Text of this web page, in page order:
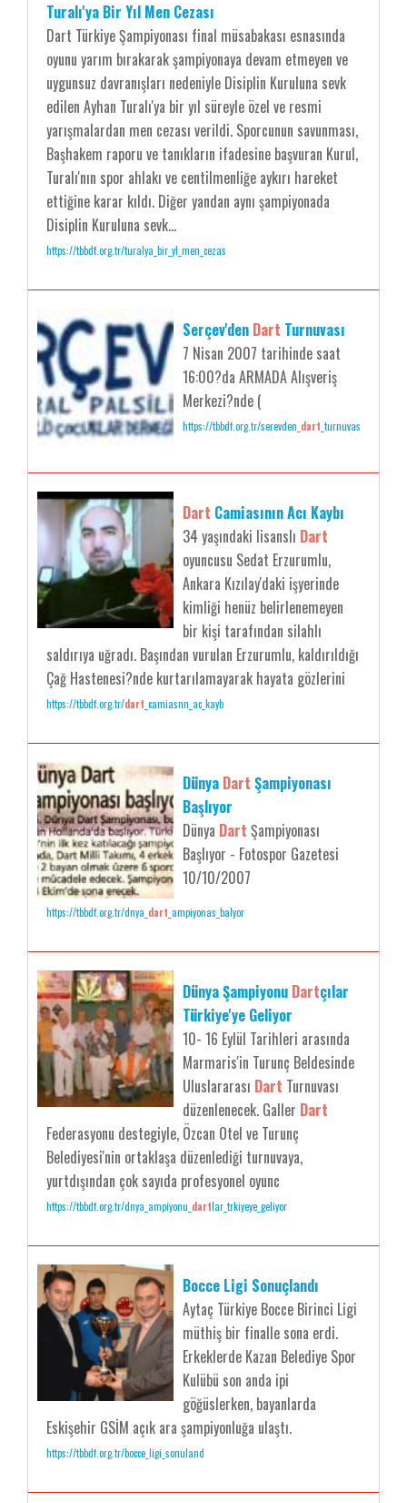
Turalı'ya Bir Yıl Men Cezası
Dart Türkiye Şampiyonası final müsabakası esnasında
oyunu yarım bırakarak şampiyonaya devam etmeyen ve
uygunsuz davranışları nedeniyle Disiplin Kuruluna sevk
edilen Ayhan Turalı'ya bir yıl süreyle özel ve resmi
yarışmalardan men cezası verildi. Sporcunun savunması,
Başhakem raporu ve tanıkların ifadesine başvuran Kurul,
Turalı'nın spor ahlakı ve centilmenliğe aykırı hareket
ettiğine karar kıldı. Diğer yandan aynı şampiyonada
Disiplin Kuruluna sevk...
https://tbbdf.org.tr/turalya_bir_yl_men_cezas
Serçev'den Dart Turnuvası
7 Nisan 2007 tarihinde saat
16:00?da ARMADA Alışveriş
Merkezi?nde (
https://tbbdf.org.tr/serevden_ dart _turnuvas
Dart Camiasının Acı Kaybı
34 yaşındaki lisanslı Dart
oyuncusu Sedat Erzurumlu,
Ankara Kızılay'daki işyerinde
kimliği henüz belirlenemeyen
bir kişi tarafından silahlı
saldırıya uğradı. Başından vurulan Erzurumlu, kaldırıldığı
Çağ Hastenesi?nde kurtarılamayarak hayata gözlerini
https://tbbdf.org.tr/dart _camiasnn_ac_kayb
Dünya Dart Şampiyonası
Başlıyor
Dünya Dart Şampiyonası
Başlıyor - Fotospor Gazetesi
10/10/2007
https://tbbdf.org.tr/dnya_ dart _ampiyonas_balyor
Dünya Şampiyonu Dartçılar
Türkiye'ye Geliyor
10- 16 Eylül Tarihleri arasında
Marmaris'in Turunç Beldesinde
Uluslararası Dart Turnuvası
düzenlenecek. Galler Dart
Federasyonu destegiyle, Özcan Otel ve Turunç
Belediyesi'nin ortaklaşa düzenlediği turnuvaya,
yurtdışından çok sayıda profesyonel oyunc
https://tbbdf.org.tr/dnya_ampiyonu_ dartlar_trkiyeye_geliyor
Bocce Ligi Sonuçlandı
Aytaç Türkiye Bocce Birinci Ligi
müthiş bir finalle sona erdi.
Erkeklerde Kazan Belediye Spor
Kulübü son anda ipi
göğüslerken, bayanlarda
Eskişehir GSİM açık ara şampiyonluğa ulaştı.
https://tbbdf.org.tr/bocce_ligi_sonuland